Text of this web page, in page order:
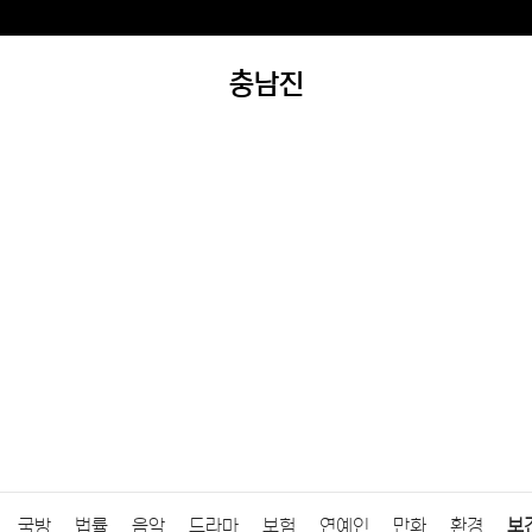
충남진
국방 법률 음악 드라마 보험 연예인 만화 환경 보